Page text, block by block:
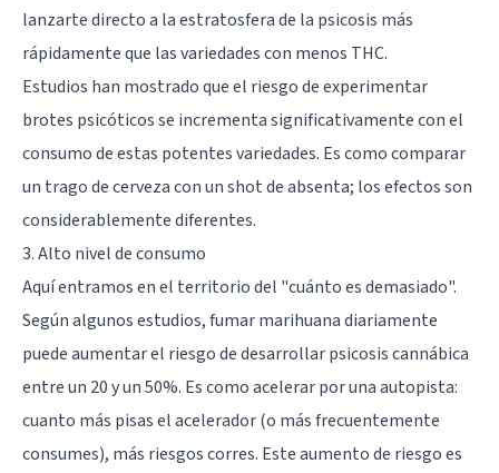
lanzarte directo a la estratosfera de la psicosis más
rápidamente que las variedades con menos THC.
Estudios han mostrado que el riesgo de experimentar
brotes psicóticos se incrementa significativamente con el
consumo de estas potentes variedades. Es como comparar
un trago de cerveza con un shot de absenta; los efectos son
considerablemente diferentes.
3. Alto nivel de consumo
Aquí entramos en el territorio del "cuánto es demasiado".
Según algunos estudios, fumar marihuana diariamente
puede aumentar el riesgo de desarrollar psicosis cannábica
entre un 20 y un 50%. Es como acelerar por una autopista:
cuanto más pisas el acelerador (o más frecuentemente
consumes), más riesgos corres. Este aumento de riesgo es